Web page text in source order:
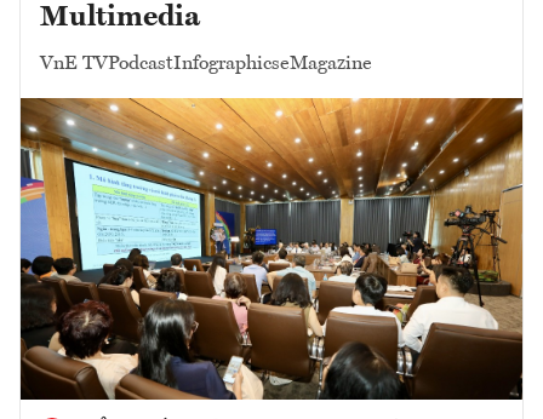
Multimedia
VnE TVPodcastInfographicseMagazine